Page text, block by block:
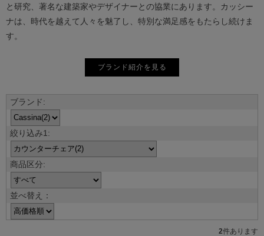
と研究、著名な建築家やデザイナーとの協業にあります。カッシー
ナは、時代を越えて人々を魅了し、特別な満足感をもたらし続けま
す。
ブランド紹介を見る
並べ替え：
2件あります